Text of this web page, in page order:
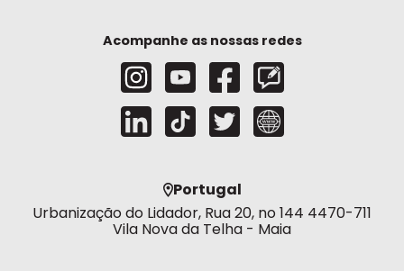
Acompanhe as nossas redes
Portugal
Urbanização do Lidador, Rua 20, no 144 4470-711
Vila Nova da Telha - Maia